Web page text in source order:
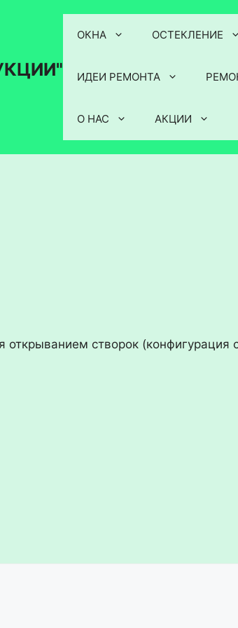
ОКНА ОСТЕКЛЕНИЕ
ИДЕИ РЕМОНТА
О НАС АКЦИИ
створок (конфигурация